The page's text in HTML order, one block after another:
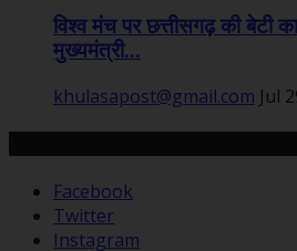
विश्व मंच पर छत्तीसगढ़ की बेटी
मुख्यमंत्री...
khulasapost@gmail.com Jul
Facebook
Twitter
Instagram